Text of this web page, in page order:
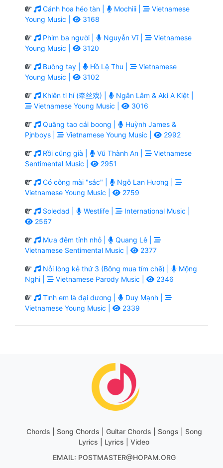
Cánh hoa héo tàn | Mochiii |
Vietnamese
Young Music |
3168
Phim ba người | Nguyễn Vĩ |
Vietnamese
Young Music |
3120
Buông tay | Hồ Lệ Thu |
Vietnamese
Young Music |
3102
Khiên ti hí (牵丝戏) |
Ngân Lâm & Aki A Kiệt |
Vietnamese Young Music |
3016
Quăng tao cái boong |
Huỳnh James &
Pjnboys |
Vietnamese Young Music | 2992
Rồi cũng già | Vũ Thành An |
Vietnamese
Sentimental Music |
2951
Có công mài "sắc" |
Ngô Lan Hương |
Vietnamese Young Music |
2759
Soledad | Westlife |
International Music |
2567
Mưa đêm tỉnh nhỏ |
Quang Lê |
Vietnamese Sentimental Music |
2377
Nỗi lòng kẻ thứ 3 (Bông mua tím chế) |
Mộng
Nghi |
Vietnamese Parody Music | 2346
Tình em là đại dương |
Duy Mạnh |
Vietnamese Young Music |
2339
Chords | Song Chords | Guitar Chords | Songs | Song
Lyrics | Lyrics | Video
EMAIL: POSTMASTER@HOPAM.ORG